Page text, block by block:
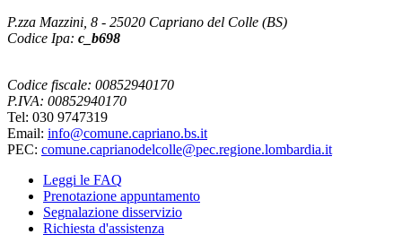
P.zza Mazzini, 8 - 25020 Capriano del Colle (BS)
Codice Ipa: c_b698
Codice fiscale: 00852940170
P.IVA: 00852940170
Tel: 030 9747319
Email: info@comune.capriano.bs.it
PEC: comune.caprianodelcolle@pec.regione.lombardia.it
Leggi le FAQ
Prenotazione appuntamento
Segnalazione disservizio
Richiesta d'assistenza